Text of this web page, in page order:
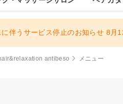
伴うサービス停止のお知らせ 8月
antibeso メニュー